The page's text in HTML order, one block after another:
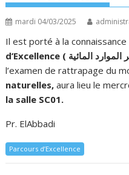
mardi 04/03/2025
Il est porté à la
l’examen de rattrapage du
naturelles,aura lieu le
la salle SC01.
Pr. ElAbbadi
Parcours d’Excellence